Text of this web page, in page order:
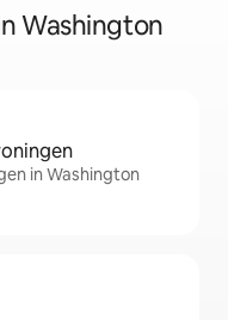
Washington
in Washington